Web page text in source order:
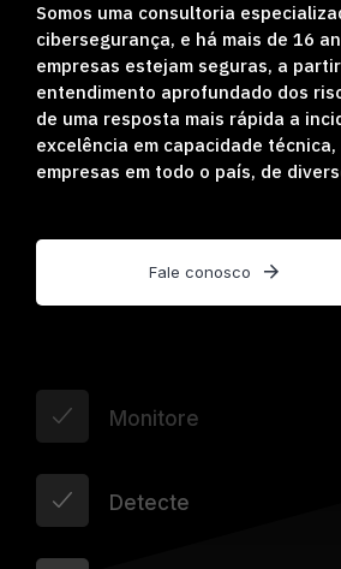
Somos uma consultoria
cibersegurança, e há mais de 16
empresas estejam seguras, a
entendimento aprofundado dos
de uma resposta mais rápida a
excelência em capacidade
empresas em todo o país, de
Fale conosco
Monitore
Detecte